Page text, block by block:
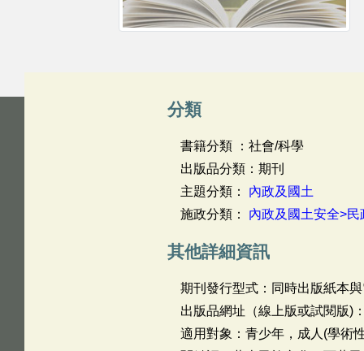
分類
書籍分類 ：社會/科學
出版品分類：期刊
主題分類： 內政及國土
施政分類： 內政及國土安全>民
其他詳細資訊
期刊發行型式：同時出版紙本
出版品網址（線上版或試閱版)
適用對象：青少年，成人(學術